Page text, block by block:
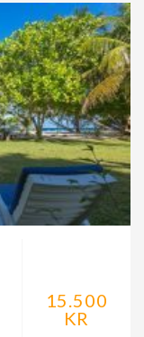
15.500
KR